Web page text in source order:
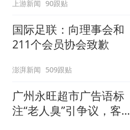
上游新闻 90跟贴
国际足联：向理事会和
211个会员协会致歉
澎湃新闻 509跟贴
广州永旺超市广告语标
注“老人臭”引争议，客服